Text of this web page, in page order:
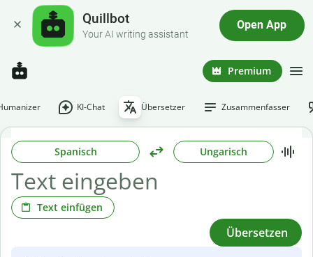
Quillbot
Your AI writing assistant
Open App
Premium
KI-Chat Übersetzer Zusammenfasser
Spanisch Ungarisch
Text einfügen
Übersetzen